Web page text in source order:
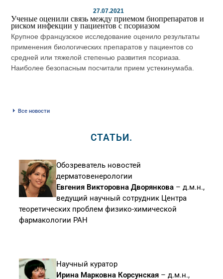
27.07.2021
Ученые оценили связь между приемом биопрепаратов и
риском инфекции у пациентов с псориазом
Крупное французское исследование оценило результаты
применения биологических препаратов у пациентов со
средней или тяжелой степенью развития псориаза.
Наиболее безопасным посчитали прием устекинумаба.
Все новости
СТАТЬИ.
Обозреватель новостей
дерматовенерологии
Евгения Викторовна Дворянкова – д.м.н.,
ведущий научный сотрудник Центра
теоретических проблем физико-химической
фармакологии РАН
Научный куратор
Ирина Марковна Корсунская – д.м.н.,